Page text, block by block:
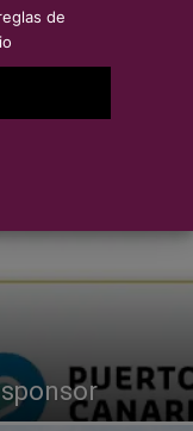
mejoras en
de